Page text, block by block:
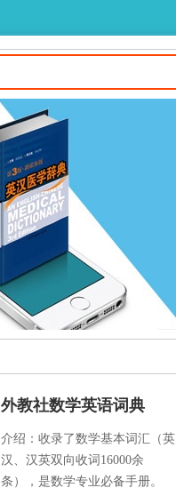
外教社数学英语词典
介绍：收录了数学基本词汇（英
汉、汉英双向收词16000余
条），是数学专业必备手册。